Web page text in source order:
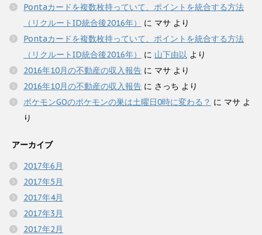
Pontaカードを複数枚持っていて、ポイントを統合する方法
（リクルートID統合後2016年）
に マサ より
Pontaカードを複数枚持っていて、ポイントを統合する方法
（リクルートID統合後2016年）
に 山下由以 より
2016年10月の不動産の収入報告 に マサ より
2016年10月の不動産の収入報告 に さっち より
ポケモンGOのポケモンの巣は土曜日0時に変わる？ に マサ よ
り
アーカイブ
2017年6月
2017年5月
2017年4月
2017年3月
2017年2月